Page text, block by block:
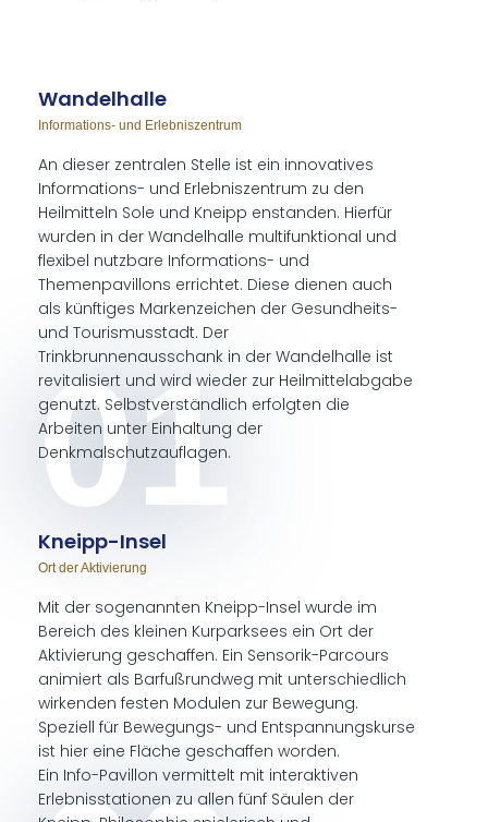
Wan­del­hal­le
In­for­ma­ti­ons- und Er­leb­nis­zen­trum
An dieser zentralen Stelle ist ein innovatives
Informations- und Erlebniszentrum zu den
Heilmitteln Sole und Kneipp enstanden. Hierfür
wurden in der Wandelhalle multifunktional und
flexibel nutzbare Informations- und
Themenpavillons errichtet. Diese dienen auch
als künftiges Markenzeichen der Gesundheits-
und Tourismusstadt. Der
Trinkbrunnenausschank in der Wandelhalle ist
revitalisiert und wird wieder zur Heilmittelabgabe
genutzt. Selbstverständlich erfolgten die
Arbeiten unter Einhaltung der
Denkmalschutzauflagen.
01
Kneipp-In­sel
Ort der Ak­ti­vie­rung
Mit der sogenannten Kneipp-Insel wurde im
Bereich des kleinen Kurparksees ein Ort der
Aktivierung geschaffen. Ein Sensorik-Parcours
animiert als Barfußrundweg mit unterschiedlich
wirkenden festen Modulen zur Bewegung.
Speziell für Bewegungs- und Entspannungskurse
ist hier eine Fläche geschaffen worden.
Ein Info-Pavillon vermittelt mit interaktiven
Erlebnisstationen zu allen fünf Säulen der